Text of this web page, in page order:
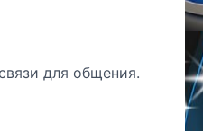
для общения.